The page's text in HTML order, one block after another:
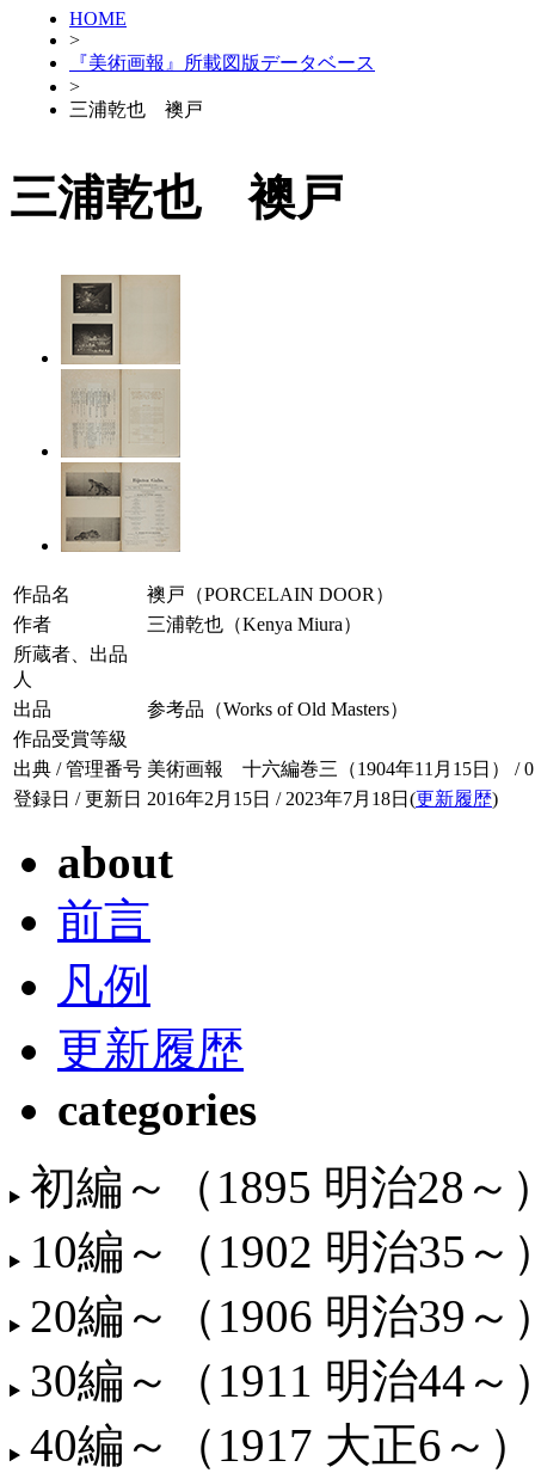
HOME
>
『美術画報』所載図版データベース
>
三浦乾也 襖戸
三浦乾也 襖戸
作品名
襖戸（PORCELAIN DOOR）
作者
三浦乾也（Kenya Miura）
所蔵者、出品
人
出品
参考品（Works of Old Masters）
作品受賞等級
出典 / 管理番号 美術画報 十六編巻三（1904年11月15日） /
登録日 / 更新日 2016年2月15日 / 2023年7月18日(更新履歴)
about
前言
凡例
更新履歴
categories
初編～（1895 明治28～
10編～（1902 明治35～
20編～（1906 明治39～
30編～（1911 明治44～
40編～（1917 大正6～）